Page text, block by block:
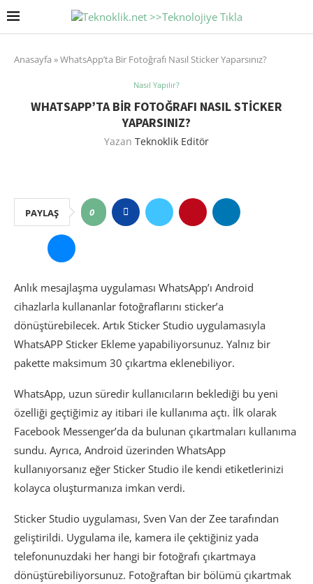
Anasayfa »WhatsApp’ta Bir Fotoğrafı Nasıl Sticker Yaparsınız?
Nasıl Yapılır?
WHATSAPP’TA BIR FOTOĞRAFI NASIL STICKER
YAPARSINIZ?
Yazan Teknoklik Editör
PAYLAŞ 0
Anlık mesajlaşma uygulaması WhatsApp’ı Android
cihazlarla kullananlar fotoğraflarını sticker’a
dönüştürebilecek. Artık Sticker Studio uygulamasıyla
WhatsAPP Sticker Ekleme yapabiliyorsunuz. Yalnız bir
pakette maksimum 30 çıkartma eklenebiliyor.
WhatsApp, uzun süredir kullanıcıların beklediği bu yeni
özelliği geçtiğimiz ay itibari ile kullanıma açtı. İlk olarak
Facebook Messenger’da da bulunan çıkartmaları kullanıma
sundu. Ayrıca, Android üzerinden WhatsApp
kullanıyorsanız eğer Sticker Studio ile kendi etiketlerinizi
kolayca oluşturmanıza imkan verdi.
Sticker Studio uygulaması, Sven Van der Zee tarafından
geliştirildi. Uygulama ile, kamera ile çektiğiniz yada
telefonunuzdaki her hangi bir fotoğrafı çıkartmaya
dönüştürebiliyorsunuz. Fotoğraftan bir bölümü çıkartmak